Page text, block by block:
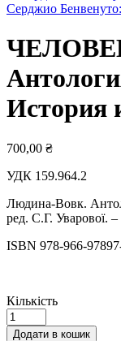
Серджио
История
700,00 ₴
УДК 159.964.2
Людина-Вовк.
ред. С.Г. Уварової.
ISBN 978-966-
Кількість
Додати в кошик